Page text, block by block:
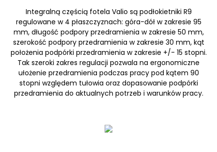
Integralną częścią fotela Valio są podłokietniki R9
regulowane w 4 płaszczyznach: góra-dół w zakresie 95
mm, długość podpory przedramienia w zakresie 50 mm,
szerokość podpory przedramienia w zakresie 30 mm, kąt
położenia podpórki przedramienia w zakresie +/- 15 stopni.
Tak szeroki zakres regulacji pozwala na ergonomiczne
ułożenie przedramienia podczas pracy pod kątem 90
stopni względem tułowia oraz dopasowanie podpórki
przedramienia do aktualnych potrzeb i warunków pracy.